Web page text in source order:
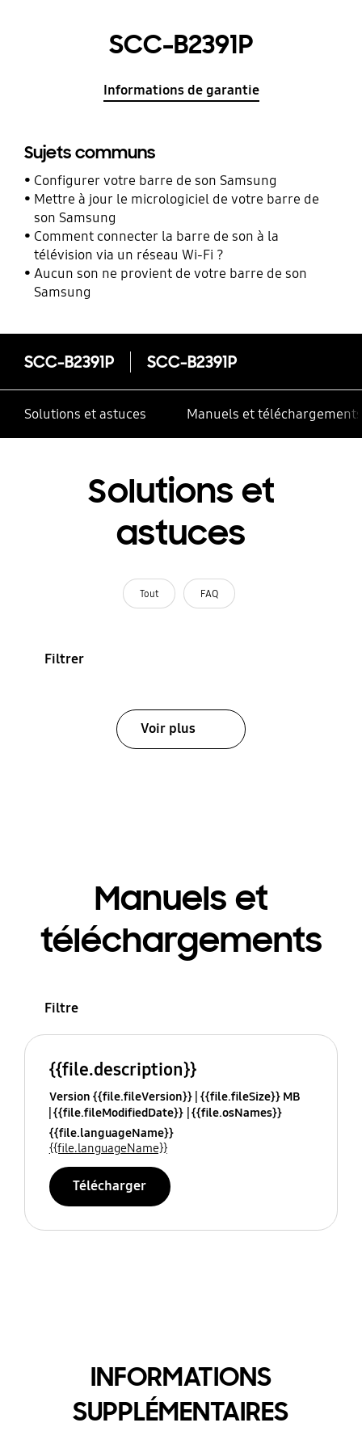
SCC-B2391P
Informations de garantie
Sujets communs
Configurer votre barre de son Samsung
Mettre à jour le micrologiciel de votre barre de
son Samsung
Comment connecter la barre de son à la
télévision via un réseau Wi-Fi ?
Aucun son ne provient de votre barre de son
Samsung
SCC-B2391P SCC-B2391P
Solutions et astuces Manuels et téléchargements
Solutions et
astuces
Tout FAQ
Filtrer
Voir plus
Manuels et
téléchargements
Filtre
{{file.description}}
Version {{file.fileVersion}} {{file.fileSize}} MB
{{file.fileModifiedDate}} {{file.osNames}}
{{file.languageName}}
{{file.languageName}}
Télécharger
INFORMATIONS
SUPPLÉMENTAIRES